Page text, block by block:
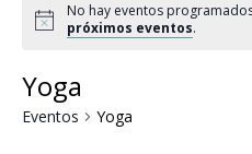
No hay eventos
próximos eventos.
Yoga
Eventos Yoga